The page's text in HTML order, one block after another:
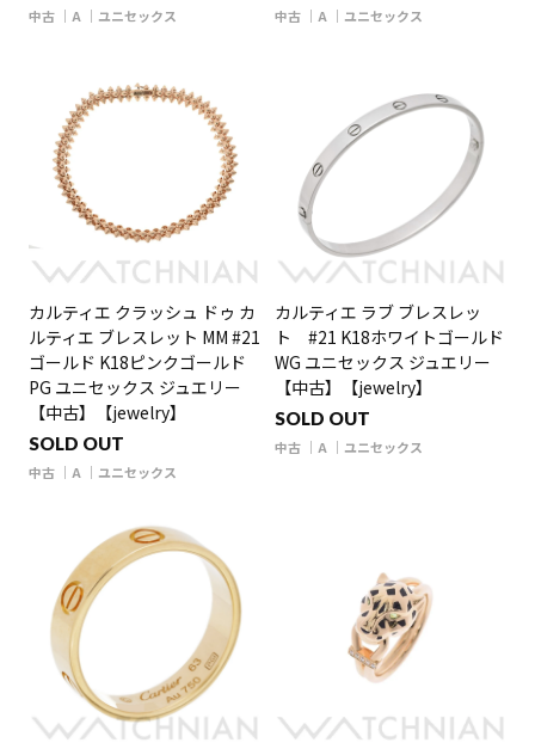
中古 A ユニセックス 中古 A ユニセックス
カルティエ クラッシュ ドゥ カ
ルティエ ブレスレット MM #21
ゴールド K18ピンクゴールド
PG ユニセックス ジュエリー
【中古】【jewelry】
SOLD OUT
中古 A ユニセックス
カルティエ ラブ ブレスレッ
ト #21 K18ホワイトゴールド
WG ユニセックス ジュエリー
【中古】【jewelry】
SOLD OUT
中古 A ユニセックス